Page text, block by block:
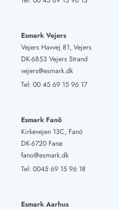
Esmark Vejers
Vejers Havvej 81, Vejers
DK-6853 Vejers Strand
vejers@esmark.dk
Tel: 00 45 69 15 96 17
Esmark Fanö
Kirkevejen 13C, Fanö
DK-6720 Fanø
fano@esmark.dk
Tel: 0045 69 15 96 18
Esmark Aarhus